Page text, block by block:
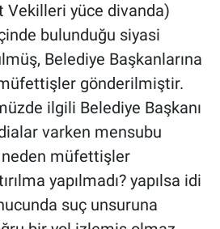
Vekilleri yüce divanda)
bulunduğu siyasi
Belediye Başkanlarına
gönderilmiştir.
ilgili Belediye Başkanı
varken mensubu
müfettişler
yapılmadı? yapılsa idi
suç unsuruna